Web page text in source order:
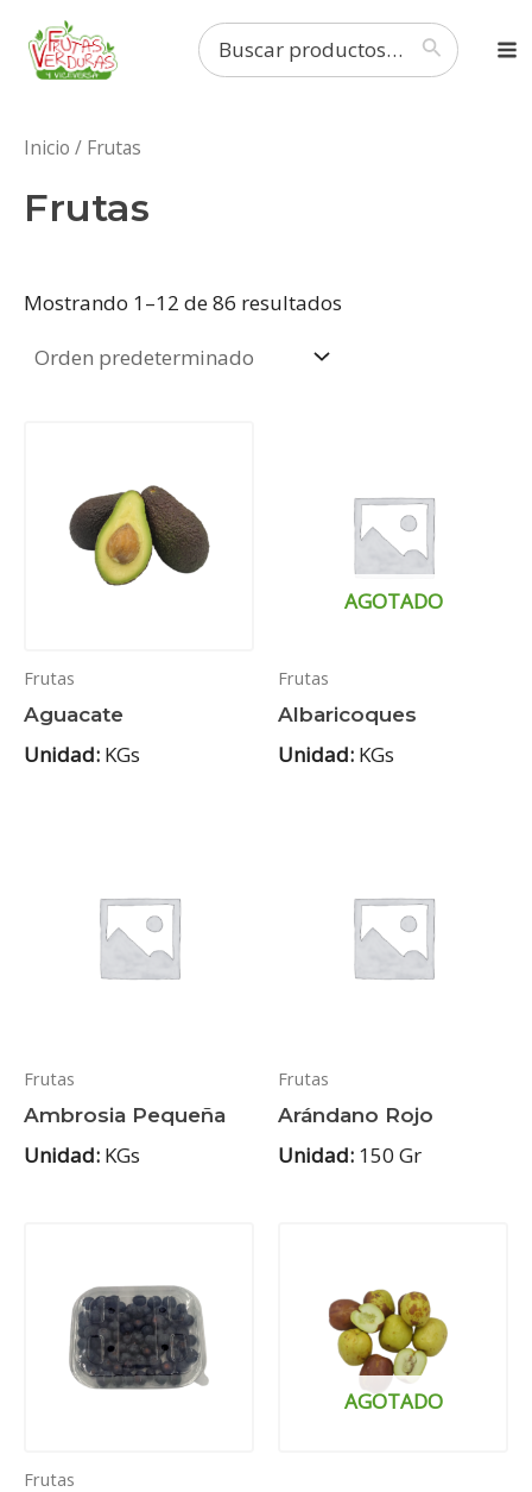
contenido
Buscar
por:
Inicio / Frutas
Frutas
Mostrando 1–12 de 86 resultados
Frutas
Aguacate
Unidad: KGs
AGOTADO
Frutas
Albaricoques
Unidad: KGs
Frutas
Ambrosia Pequeña
Unidad: KGs
Frutas
Arándano Rojo
Unidad: 150 Gr
Frutas
AGOTADO